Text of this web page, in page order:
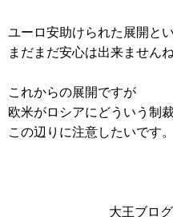
ユーロ安助けられた展開と
まだまだ安心は出来ませんね
これからの展開ですが
欧米がロシアにどういう制
この辺りに注意したいです。
大王ブロ